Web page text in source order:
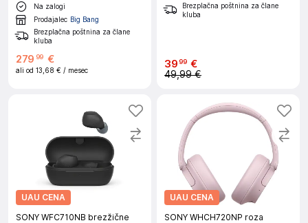
Na zalogi
Prodajalec Big Bang
Brezplačna poštnina za člane
kluba
279 99 €
ali od 13,68 € / mesec
Brezplačna poštnina za člane
kluba
3999 €
49,99 €
UAU CENA
SONY WFC710NB brezžične
UAU CENA
SONY WHCH720NP roza